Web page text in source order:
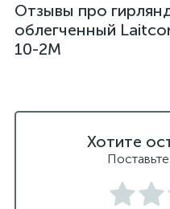
Отзывы про
облегченный
10-2M
Хотите